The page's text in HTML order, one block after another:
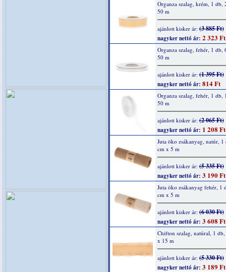
Organza szalag, krém, 1 db,
50 m
ajánlott kisker ár:(3 885 Ft)
nagyker nettó ár: 2 323 Ft
Organza szalag, fehér, 1 db,
50 m
ajánlott kisker ár:(1 395 Ft)
nagyker nettó ár: 814 Ft
Organza szalag, fehér, 1 db,
50 m
ajánlott kisker ár:(2 065 Ft)
nagyker nettó ár: 1 208 Ft
Juta öko zsákanyag, natúr, 1
cm x 5 m
ajánlott kisker ár:(5 335 Ft)
nagyker nettó ár: 3 190 Ft
Juta öko zsákanyag fehér, 1
cm x 5 m
ajánlott kisker ár:(6 030 Ft)
nagyker nettó ár: 3 608 Ft
Chifton szalag, natúral, 1
x 15 m
ajánlott kisker ár:(5 330 Ft)
nagyker nettó ár: 3 189 Ft